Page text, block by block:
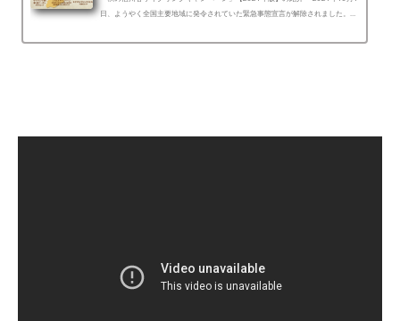
日、ようやく全国主要地域に発令されていた緊急事態宣言が解除されました。ま